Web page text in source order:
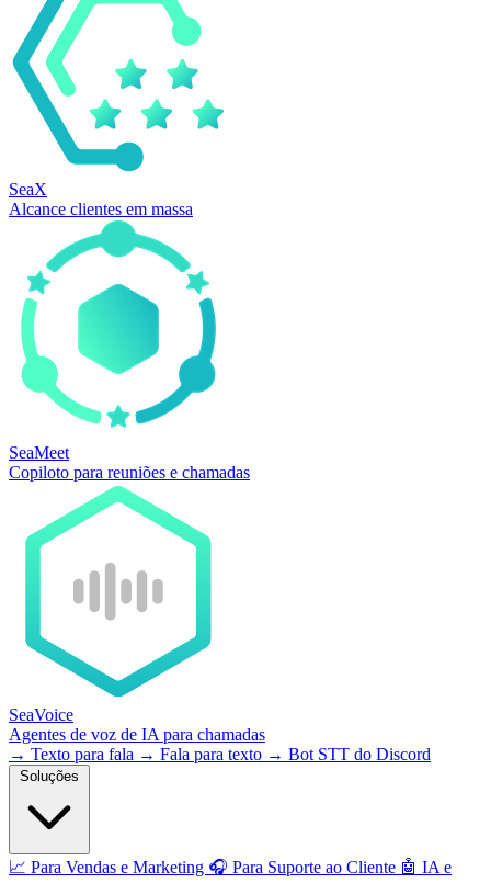
SeaX
Alcance clientes em massa
SeaMeet
Copiloto para reuniões e chamadas
SeaVoice
Agentes de voz de IA para chamadas
→ Texto para fala → Fala para texto → Bot STT do Discord
📈 Para Vendas e Marketing 🎧 Para Suporte ao Cliente 🤖 IA e